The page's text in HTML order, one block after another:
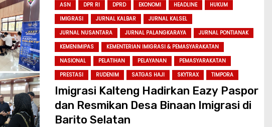
ASN DPR RI DPRD EKONOMI HEADLINE
HUKUM
IMIGRASI
JURNAL KALBAR
JURNAL KALSEL
JURNAL NUSANTARA
JURNAL PALANGKARAYA
JURNAL PONTIANAK
KEMENIMIPAS
KEMENTERIAN IMIGRASI & PEMASYARAKATAN
NASIONAL
PELATIHAN PELAYANAN
PEMASYARAKATAN
PRESTASI
RUDENIM SATGAS HAJI SKYTRAX TIMPORA
Imigrasi Kalteng Hadirkan Eazy Paspor
dan Resmikan Desa Binaan Imigrasi di
Barito Selatan